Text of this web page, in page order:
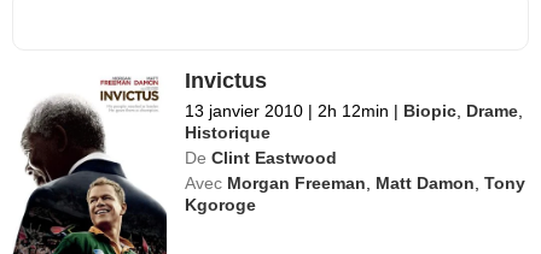
Invictus
13 janvier 2010 | 2h 12min | Biopic Drame
Historique
De Clint Eastwood
Avec Morgan Freeman Matt Damon ,Tony
Kgoroge